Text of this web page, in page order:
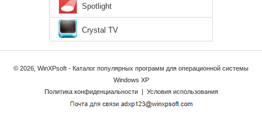
Spotlight
Crystal TV
© 2026, WinXPsoft - Каталог популярных программ для операционной системы
Windows XP
Политика конфиденциальности
| Условия использования